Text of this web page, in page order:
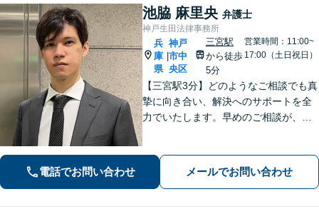
池脇 麻里央 弁護士
神戸生田法律事務所
兵
庫
県
神戸
市中
央区
三宮駅
から徒歩
5分
営業時間：11:00~
17:00（土日祝日）
【三宮駅3分】どのようなご相談でも真
摯に向き合い、解決へのサポートを全
力でいたします。早めのご相談が、よ
可」【早期釈放の実績多数】【夜間や
休日相談も対応可能】
電話でお問い合わせ メールでお問い合わせ